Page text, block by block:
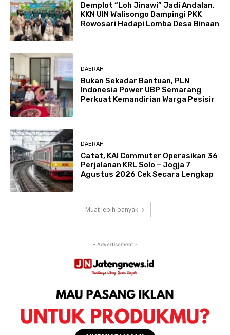
Demplot “Loh Jinawi” Jadi Andalan,
KKN UIN Walisongo Dampingi PKK
Rowosari Hadapi Lomba Desa Binaan
DAERAH
Bukan Sekadar Bantuan, PLN
Indonesia Power UBP Semarang
Perkuat Kemandirian Warga Pesisir
DAERAH
Catat, KAI Commuter Operasikan 36
Perjalanan KRL Solo – Jogja 7
Agustus 2026 Cek Secara Lengkap
Muat lebih banyak
- Advertisement -